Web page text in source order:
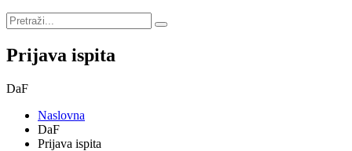
Prijava ispita
DaF
Naslovna
DaF
Prijava ispita